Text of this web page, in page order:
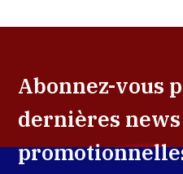
Abonnez-vous
dernières